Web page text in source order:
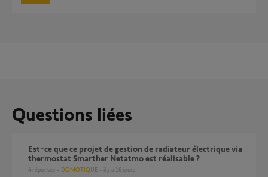
Questions liées
Est-ce que ce projet de gestion de radiateur électrique via
thermostat Smarther Netatmo est réalisable ?
4 réponses DOMOTIQUE il y a 16 jours